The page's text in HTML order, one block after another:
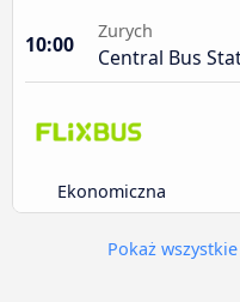
10:00
Zurych
Central Bus
Ekonomiczna
Pokaż